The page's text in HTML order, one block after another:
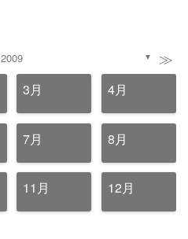
2009 ▼ ≫
3月 4月
7月 8月
11月 12月